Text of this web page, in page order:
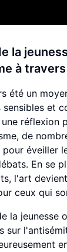
la
à
été un
sensibles et
réflexion
de
éveiller
En se
l'art
ceux qui
la
sur